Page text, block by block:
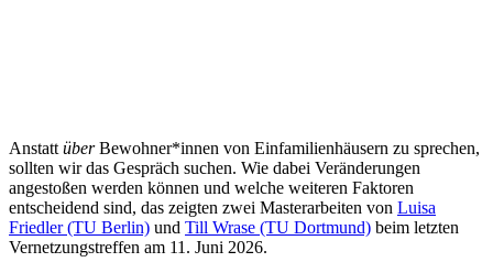
Anstatt überBewohner*innen von Einfamilienhäusern zu sprechen,
sollten wir das Gespräch suchen. Wie dabei Veränderungen
angestoßen werden können und welche weiteren Faktoren
entscheidend sind, das zeigten zwei Masterarbeiten von Luisa
Friedler (TU Berlin) und Till Wrase (TU Dortmund) beim letzten
Vernetzungstreffen am 11. Juni 2026.